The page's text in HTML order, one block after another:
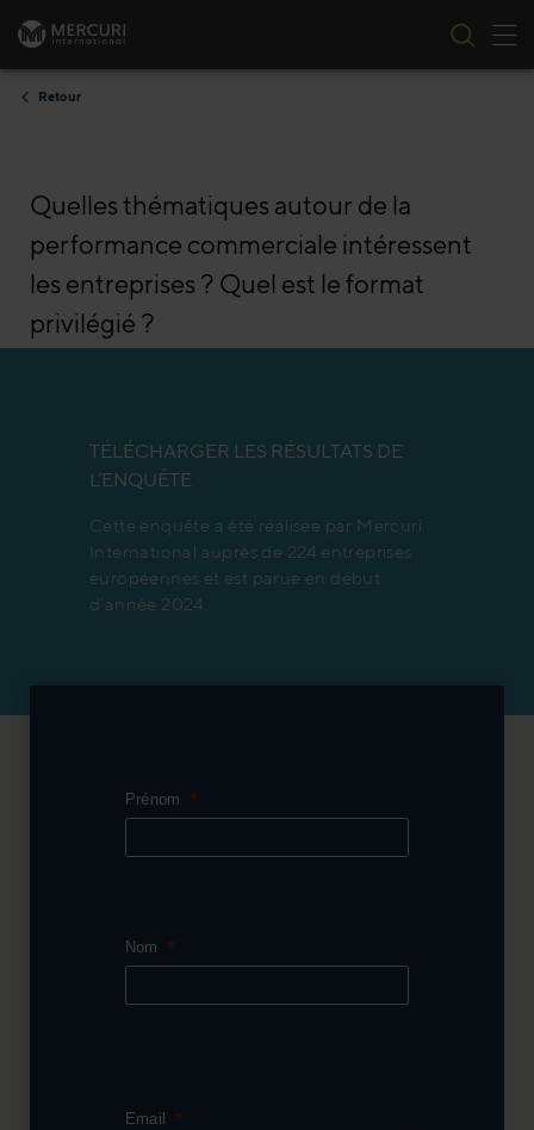
Passer au contenu
Retour
Quelles thématiques autour de la
performance commerciale intéressent
les entreprises ? Quel est le format
privilégié ?
TÉLÉCHARGER LES RÉSULTATS DE
L’ENQUÊTE
Cette enquête a été réalisée par Mercuri
International auprès de 224 entreprises
européennes et est parue en début
d’année 2024.
Prénom
Nom
Email